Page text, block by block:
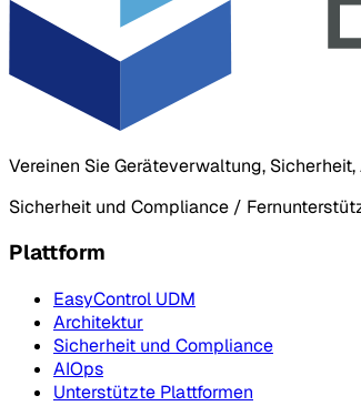
Vereinen Sie Geräteverwaltung,
Sicherheit und Compliance /
Plattform
EasyControl UDM
Architektur
Sicherheit und Compliance
AIOps
Unterstützte Plattformen